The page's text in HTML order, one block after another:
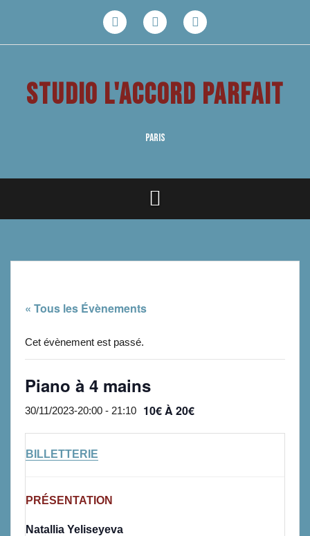
STUDIO L'ACCORD PARFAIT
PARIS
« Tous les Évènements
Cet évènement est passé.
Piano à 4 mains
30/11/2023-20:00 - 21:10 10€ À 20€
BILLETTERIE
PRÉSENTATION
Natallia Yeliseyeva